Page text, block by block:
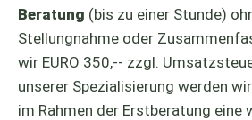
Beratung (bis zu einer Stunde)
Stellungnahme oder
wir EURO 350,-- zzgl.
unserer Spezialisierung werden
im Rahmen der Erstberatung eine